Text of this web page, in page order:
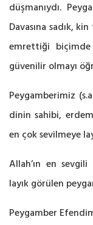
düşmanıydı.
Davasına sadık,
emrettiği biçimde
güvenilir olmayı
Peygamberimiz
dinin sahibi,
en çok sevilmeye
Allah’ın en
layık görülen
Peygamber